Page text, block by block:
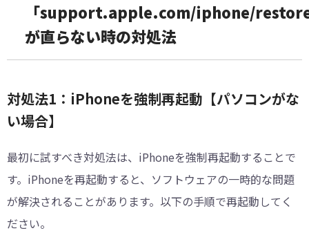
「support.apple.com/iphone/
が直らない時の対処法
対処法1：iPhoneを強制再起動【パソコンがな
い場合】
最初に試すべき対処法は、iPhoneを強制再起動することで
す。iPhoneを再起動すると、ソフトウェアの一時的な問題
が解決されることがあります。以下の手順で再起動してく
ださい。